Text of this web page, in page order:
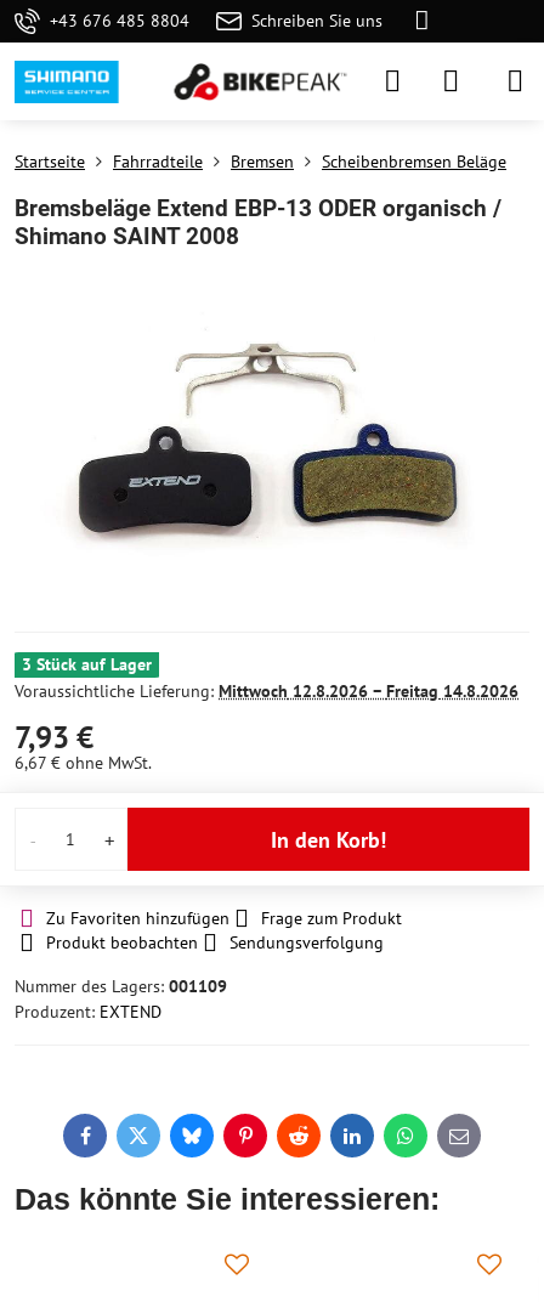
+43 676 485 8804 Schreiben Sie uns
Startseite Fahrradteile Bremsen Scheibenbremsen Beläge
Bremsbeläge Extend EBP-13 ODER organisch /
Shimano SAINT 2008
3 Stück auf Lager
Voraussichtliche Lieferung: Mittwoch 12.8.2026 − Freitag 14.8.2026
7,93 €
6,67 € ohne MwSt.
In den Korb!
Zu Favoriten hinzufügen
Frage zum Produkt
Produkt beobachten
Sendungsverfolgung
Nummer des Lagers: 001109
Produzent: EXTEND
FacebookTwitterBlueskyPinterestReddit LinkedInWhatsApp
E-
mail
Das könnte Sie interessieren: